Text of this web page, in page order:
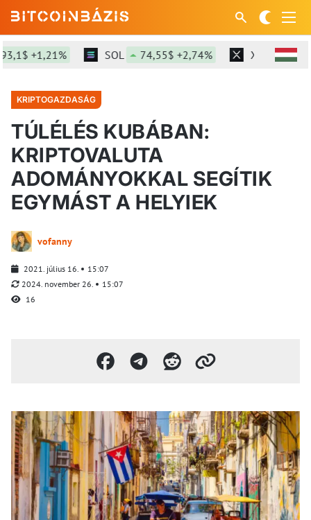
+1,21% SOL 74,55$ +2,74% XRP 1,034$
KRIPTOGAZDASÁG
TÚLÉLÉS KUBÁBAN:
KRIPTOVALUTA
ADOMÁNYOKKAL SEGÍTIK
EGYMÁST A HELYIEK
vofanny
2021. július 16.
15:07
2024. november 26.
15:07
16